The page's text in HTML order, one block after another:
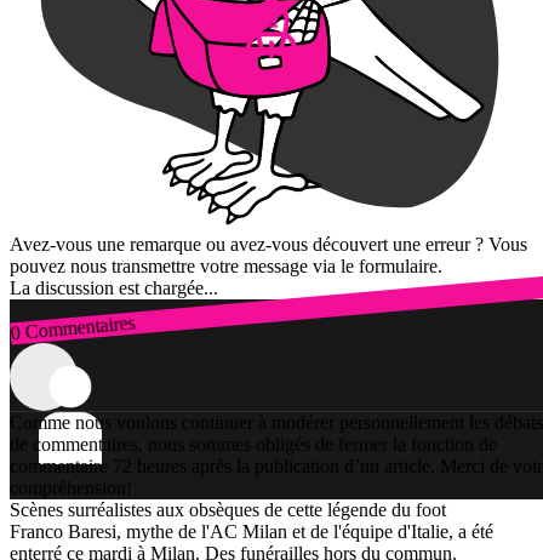
Avez-vous une remarque ou avez-vous découvert une erreur ? Vous
pouvez nous transmettre votre message via le formulaire.
La discussion est chargée...
0 Commentaires
Connexion
Comme nous voulons continuer à modérer personnellement les débats
de commentaires, nous sommes obligés de fermer la fonction de
commentaire 72 heures après la publication d’un article. Merci de
compréhension!
Scènes surréalistes aux obsèques de cette légende du foot
Franco Baresi, mythe de l'AC Milan et de l'équipe d'Italie, a été
enterré ce mardi à Milan. Des funérailles hors du commun.